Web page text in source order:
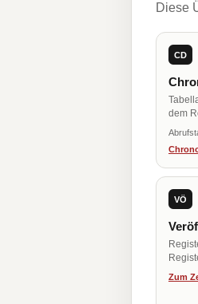
Diese
CD
dem
VÖ
Zum